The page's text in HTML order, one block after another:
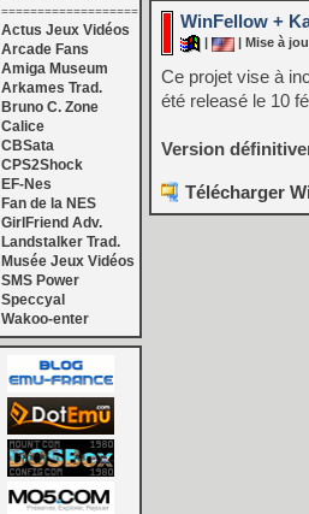
===================
Actus Jeux Vidéos
Arcade Fans
Amiga Museum
Arkames Trad.
Bruno C. Zone
Calice
CBSata
CPS2Shock
EF-Nes
Fan de la NES
GirlFriend Adv.
Landstalker Trad.
Musée Jeux Vidéos
SMS Power
Speccyal
Wakoo-enter
WinFellow +
| Mise à
Ce projet vise à
été releasé le 10
Version
Télécharger